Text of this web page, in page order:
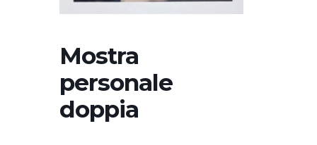
Mostra
personale
doppia